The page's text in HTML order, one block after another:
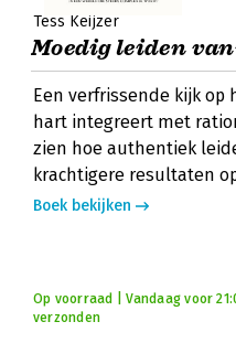
Tess Keijzer
Moedig leiden
Een verfrissende kijk
hart integreert met
zien hoe authentiek
krachtigere resultaten
Boek bekijken
Op voorraad | Vandaag voor
verzonden